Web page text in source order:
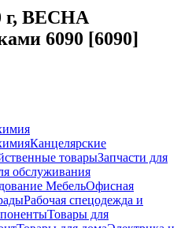
г, ВЕСНА
6090 [6090]
Канцелярские
товарыЗапчасти для
обслуживания
МебельОфисная
Рабочая спецодежда и
Товары для